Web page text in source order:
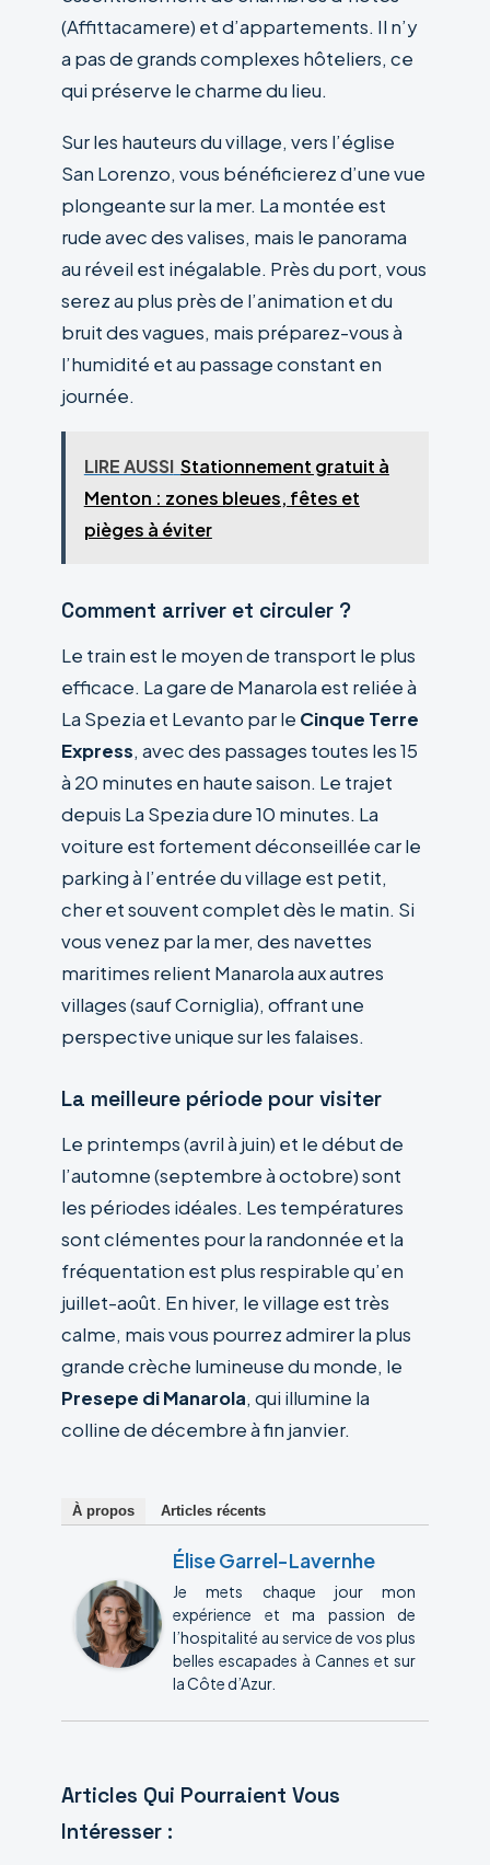
(Affittacamere) et d’appartements. Il n’y
a pas de grands complexes hôteliers, ce
qui préserve le charme du lieu.
Sur les hauteurs du village, vers l’église
San Lorenzo, vous bénéficierez d’une vue
plongeante sur la mer. La montée est
rude avec des valises, mais le panorama
au réveil est inégalable. Près du port, vous
serez au plus près de l’animation et du
bruit des vagues, mais préparez-vous à
l’humidité et au passage constant en
journée.
LIRE AUSSI Stationnement gratuit à
Menton : zones bleues, fêtes et
pièges à éviter
Comment arriver et circuler ?
Le train est le moyen de transport le plus
efficace. La gare de Manarola est reliée à
La Spezia et Levanto par le Cinque Terre
Express, avec des passages toutes les 15
à 20 minutes en haute saison. Le trajet
depuis La Spezia dure 10 minutes. La
voiture est fortement déconseillée car le
parking à l’entrée du village est petit,
cher et souvent complet dès le matin. Si
vous venez par la mer, des navettes
maritimes relient Manarola aux autres
villages (sauf Corniglia), offrant une
perspective unique sur les falaises.
La meilleure période pour visiter
Le printemps (avril à juin) et le début de
l’automne (septembre à octobre) sont
les périodes idéales. Les températures
sont clémentes pour la randonnée et la
fréquentation est plus respirable qu’en
juillet-août. En hiver, le village est très
calme, mais vous pourrez admirer la plus
grande crèche lumineuse du monde, le
Presepe di Manarola, qui illumine la
colline de décembre à fin janvier.
À propos Articles récents
Élise Garrel-Lavernhe
Je mets chaque jour mon
expérience et ma passion de
l’hospitalité au service de vos plus
belles escapades à Cannes et sur
la Côte d’Azur.
Articles Qui Pourraient Vous
Intéresser :